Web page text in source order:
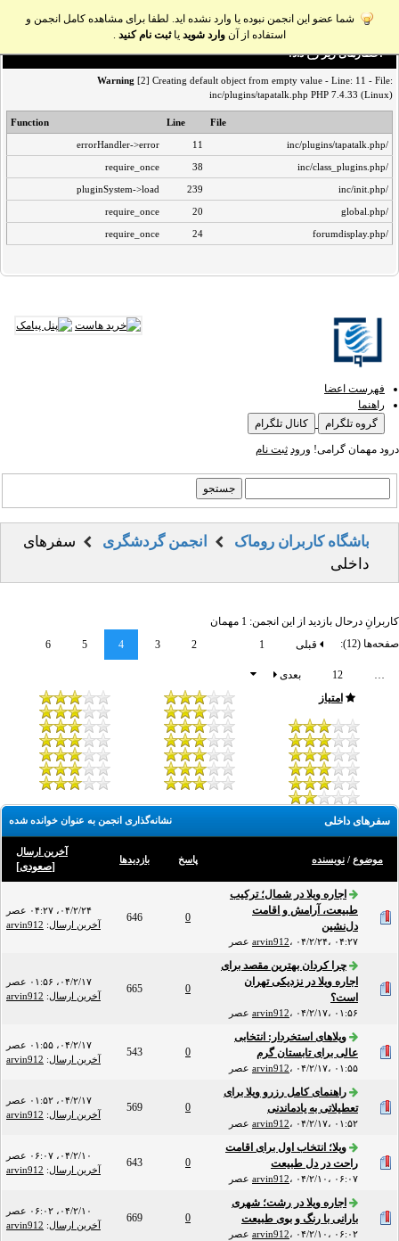
شما عضو این انجمن نبوده یا وارد نشده اید. لطفا برای مشاهده کامل انجمن و
استفاده از آن وارد شوید یاثبت نام کنید .
اخطار‌های زیر رخ داد:
Warning [2] Creating default object from empty value - Line: 11 - File:
inc/plugins/tapatalk.php PHP 7.4.33 (Linux)
File
Line
Function
/inc/plugins/tapatalk.php
11
errorHandler->error
/inc/class_plugins.php
38
require_once
/inc/init.php
239
pluginSystem->load
/global.php
20
require_once
/forumdisplay.php
24
require_once
فهرست اعضا
راهنما
گروه تلگرام
کانال تلگرام
درود مهمان گرامی! ورود ثبت نام
باشگاه کاربران روماک انجمن گردشگری
سفرهای
داخلی
کاربرانِ درحال بازدید از این انجمن: 1 مهمان
صفحه‌ها (12):
قبلی 1
2
3
4
5
6
…
12
بعدی
امتیاز
نشانه‌گذاری انجمن به عنوان خوانده شده سفرهای داخلی
موضوع / نویسنده پاسخ بازدید‌ها
آخرین ارسال
[صعودی]
اجاره ویلا در شمال؛ ترکیب
طبیعت، آرامش و اقامت
دل‌نشین
arvin912، ۰۴/۲/۲۴، ۰۴:۲۷ عصر
0
646
۰۴/۲/۲۴، ۰۴:۲۷ عصر
آخرین ارسال:
arvin912
چرا کردان بهترین مقصد برای
اجاره ویلا در نزدیکی تهران
است؟
arvin912، ۰۴/۲/۱۷، ۰۱:۵۶ عصر
0
665
۰۴/۲/۱۷، ۰۱:۵۶ عصر
آخرین ارسال:
arvin912
ویلاهای استخردار: انتخابی
عالی برای تابستان گرم
arvin912، ۰۴/۲/۱۷، ۰۱:۵۵ عصر
0
543
۰۴/۲/۱۷، ۰۱:۵۵ عصر
آخرین ارسال:
arvin912
راهنمای کامل رزرو ویلا برای
تعطیلاتی به یادماندنی
arvin912، ۰۴/۲/۱۷، ۰۱:۵۲ عصر
0
569
۰۴/۲/۱۷، ۰۱:۵۲ عصر
آخرین ارسال:
arvin912
ویلا؛ انتخاب اول برای اقامت
راحت در دل طبیعت
arvin912، ۰۴/۲/۱۰، ۰۶:۰۷ عصر
0
643
۰۴/۲/۱۰، ۰۶:۰۷ عصر
آخرین ارسال:
arvin912
اجاره ویلا در رشت؛ شهری
بارانی با رنگ و بوی طبیعت
arvin912، ۰۴/۲/۱۰، ۰۶:۰۲ عصر
0
669
۰۴/۲/۱۰، ۰۶:۰۲ عصر
آخرین ارسال:
arvin912